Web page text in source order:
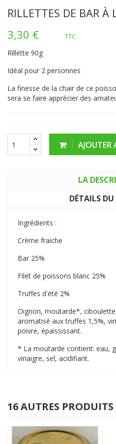
RILLETTES DE BAR À
3,30 €
TTC
Rillette 90g
Idéal pour 2 personnes
La finesse de la chair de ce
sera se faire apprécier des
AJOUTER
LA
DÉTAILS
Ingrédients :
Crème fraiche
Bar 25%
Filet de poissons blanc 25%
Truffes d'été 2%
Oignon, moutarde*,
aromatisé aux truffes 1,5%,
poivre, épaississant.
* La moutarde contient: eau,
vinaigre, sel, acidifiant.
16 AUTRES